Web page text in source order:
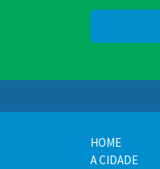
HOME
A CIDADE